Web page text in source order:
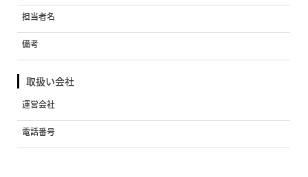
担当者名
備考
取扱い会社
運営会社
電話番号